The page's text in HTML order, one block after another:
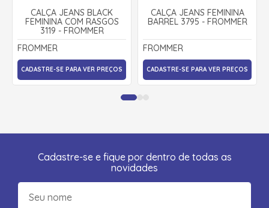
CALÇA JEANS BLACK
FEMININA COM RASGOS
3119 - FROMMER
FROMMER
CADASTRE-SE PARA VER PREÇOS
CALÇA JEANS FEMININA
BARREL 3795 - FROMMER
FROMMER
CADASTRE-SE PARA VER PREÇOS
Cadastre-se e fique por dentro de todas as
novidades